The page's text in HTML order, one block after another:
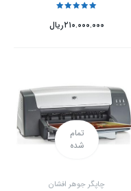
ریال۲۱۰.۰۰۰.۰۰۰
تمام
شده
چاپگر جوهر افشان